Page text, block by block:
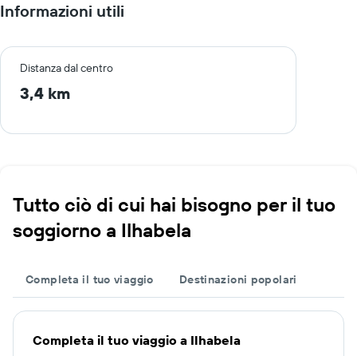
Informazioni utili
Distanza dal centro
3,4 km
Tutto ciò di cui hai bisogno per il tuo
soggiorno a Ilhabela
Completa il tuo viaggio Destinazioni popolari
Completa il tuo viaggio a Ilhabela